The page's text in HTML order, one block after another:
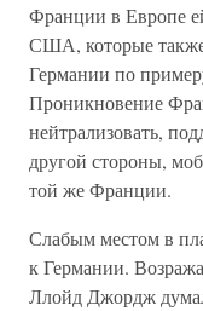
Франции в Европе
США, которые также
Германии по
Проникновение
нейтрализовать,
другой стороны,
той же Франции.
Слабым местом в
к Германии.
Ллойд Джордж